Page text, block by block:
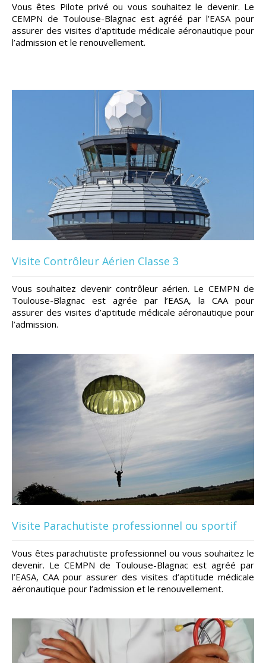
Vous êtes Pilote privé ou vous souhaitez le devenir. Le
CEMPN de Toulouse-Blagnac est agréé par l’EASA pour
assurer des visites d’aptitude médicale aéronautique pour
l’admission et le renouvellement.
Visite Contrôleur Aérien Classe 3
Vous souhaitez devenir contrôleur aérien. Le CEMPN de
Toulouse-Blagnac est agrée par l’EASA, la CAA pour
assurer des visites d’aptitude médicale aéronautique pour
l’admission.
Visite Parachutiste professionnel ou sportif
Vous êtes parachutiste professionnel ou vous souhaitez le
devenir. Le CEMPN de Toulouse-Blagnac est agréé par
l’EASA, CAA pour assurer des visites d’aptitude médicale
aéronautique pour l’admission et le renouvellement.